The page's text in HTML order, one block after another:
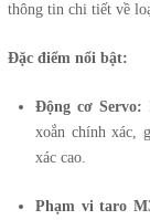
thông tin chi tiết về
Đặc điểm nổi bật:
Động cơ Servo:
xoắn chính xác,
xác cao.
Phạm vi taro